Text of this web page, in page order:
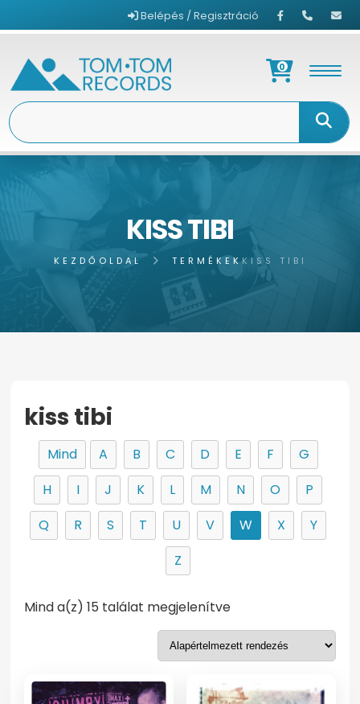
Belépés / Regisztráció
0
KISS TIBI
KEZDŐOLDAL TERMÉKEKKISS TIBI
kiss tibi
Mind A B C D E F
G
H
I J K L M N O
P
Q
R S T U V W X
Y
Z
Mind a(z) 15 találat megjelenítve